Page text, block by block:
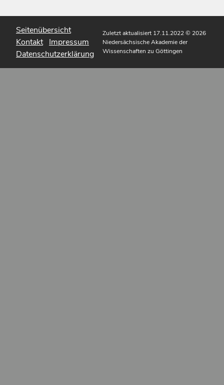
Seitenübersicht
Kontakt Impressum
Datenschutzerklärung
Zuletzt aktualisiert 17.11.2022© 2026
Niedersächsische Akademie der
Wissenschaften zu Göttingen